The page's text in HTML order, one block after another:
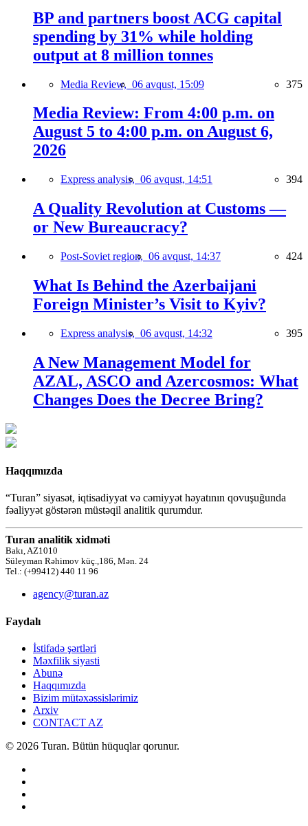
BP and partners boost ACG capital
spending by 31% while holding
output at 8 million tonnes
Media Review, 06 avqust, 15:09 375
Media Review: From 4:00 p.m. on
August 5 to 4:00 p.m. on August 6,
2026
Express analysis, 06 avqust, 14:51 394
A Quality Revolution at Customs —
or New Bureaucracy?
Post-Soviet region, 06 avqust, 14:37 424
What Is Behind the Azerbaijani
Foreign Minister’s Visit to Kyiv?
Express analysis, 06 avqust, 14:32 395
A New Management Model for
AZAL, ASCO and Azercosmos: What
Changes Does the Decree Bring?
Haqqımızda
“Turan” siyasət, iqtisadiyyat və cəmiyyət həyatının qovuşuğunda
fəaliyyət göstərən müstəqil analitik qurumdur.
Turan analitik xidməti
Bakı, AZ1010
Süleyman Rəhimov küç.,186, Mən. 24
Tel.: (+99412) 440 11 96
agency@turan.az
Faydalı
İstifadə şərtləri
Məxfilik siyasti
Abunə
Haqqımızda
Bizim mütəxəssislərimiz
Arxiv
CONTACT AZ
© 2026 Turan. Bütün hüquqlar qorunur.